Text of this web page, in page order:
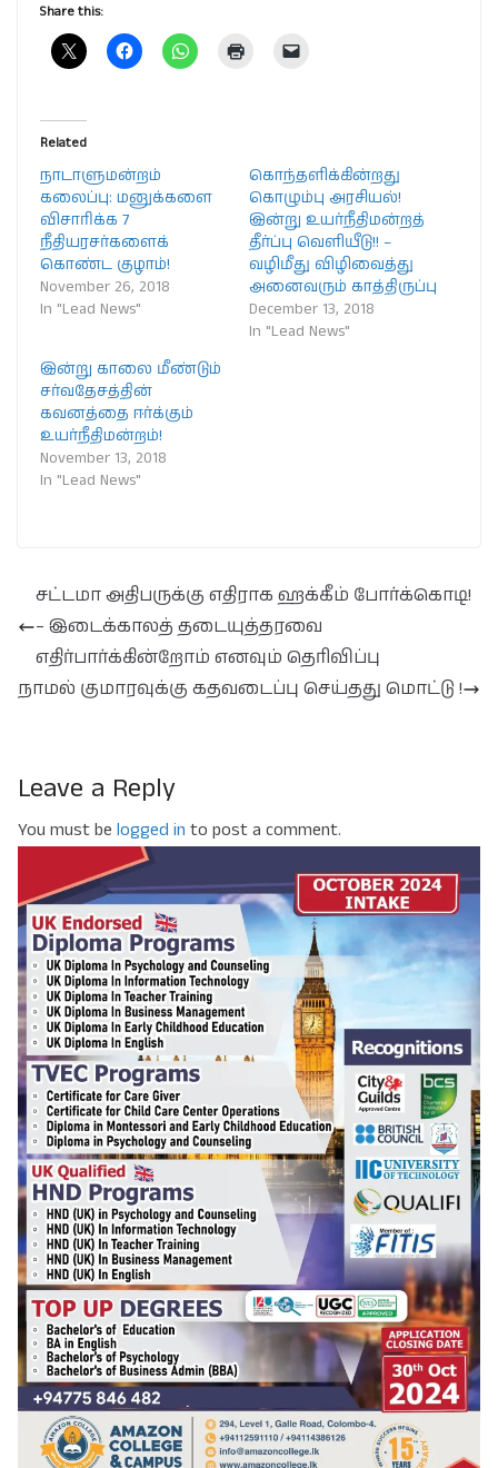
Share this:
Related
நாடாளுமன்றம்
கலைப்பு: மனுக்களை
விசாரிக்க 7
நீதியரசர்களைக்
கொண்ட குழாம்!
November 26, 2018
In "Lead News"
கொந்தளிக்கின்றது
கொழும்பு அரசியல்!
இன்று உயர்நீதிமன்றத்
தீர்ப்பு வெளியீடு!! –
வழிமீது விழிவைத்து
அனைவரும் காத்திருப்பு
December 13, 2018
In "Lead News"
இன்று காலை மீண்டும்
சர்வதேசத்தின்
கவனத்தை ஈர்க்கும்
உயர்நீதிமன்றம்!
November 13, 2018
In "Lead News"
சட்டமா அதிபருக்கு எதிராக ஹக்கீம் போர்க்கொடி!
– இடைக்காலத் தடையுத்தரவை
எதிர்பார்க்கின்றோம் எனவும் தெரிவிப்பு
நாமல் குமாரவுக்கு கதவடைப்பு செய்தது மொட்டு !
Leave a Reply
You must be logged in to post a comment.